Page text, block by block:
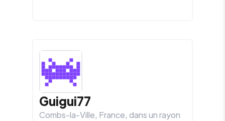
Guigui77
Combs-la-Ville, France, dans un rayon